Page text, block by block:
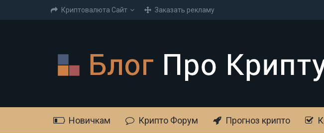
Криптовалюта Cайт Заказать рекламу
Новичкам Крипто Форум Прогноз крипто